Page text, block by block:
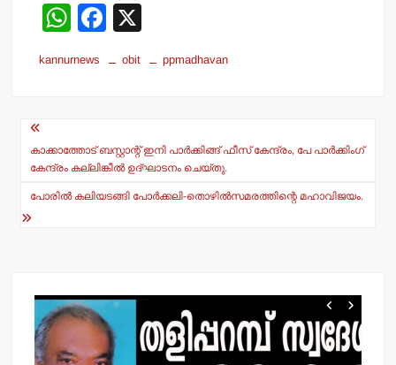
W
at
p
p
F
c
o
o
kannurnews obit ppmadhavan
Post
navigation
കാക്കാത്തോട് ബസ്റ്റാന്റ് ഇനി പാര്‍ക്കിങ്ങ് ഫീസ് കേന്ദ്രം, പേ പാര്‍ക്കിംഗ്
കേന്ദ്രം കല്ലിങ്കീല്‍ ഉദ്ഘാടനം ചെയ്തു.
പോരില്‍ കലിയടങ്ങി പോര്‍ക്കലി-തൊഴില്‍സമരത്തിന്റെ മഹാവിജയം.